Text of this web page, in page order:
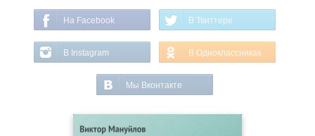
На Facebook В Твиттере
В Instagram В Одноклассниках
Мы Вконтакте